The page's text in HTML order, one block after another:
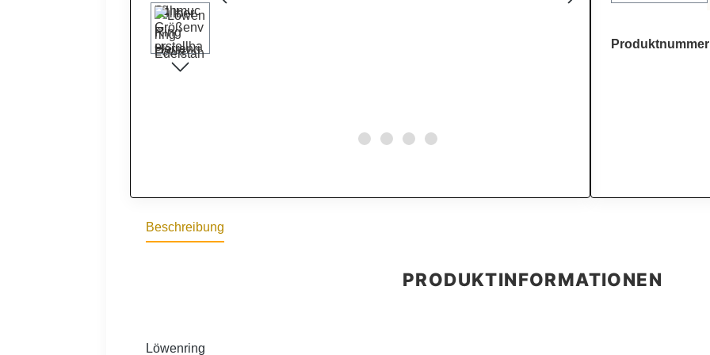
Beschreibung
Löwenring